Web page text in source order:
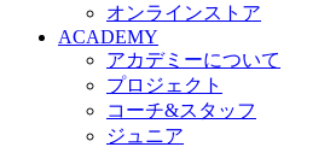
応援プロジェクト
オンラインストア
ACADEMY
アカデミーについて
プロジェクト
コーチ&スタッフ
ジュニア